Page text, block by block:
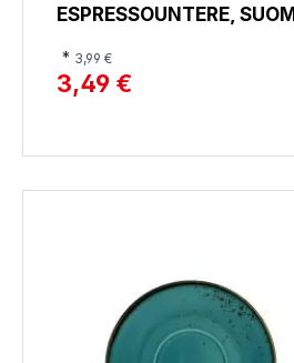
ESPRESSOUNTERE, SUOMI
* 3,99 €
3,49 €